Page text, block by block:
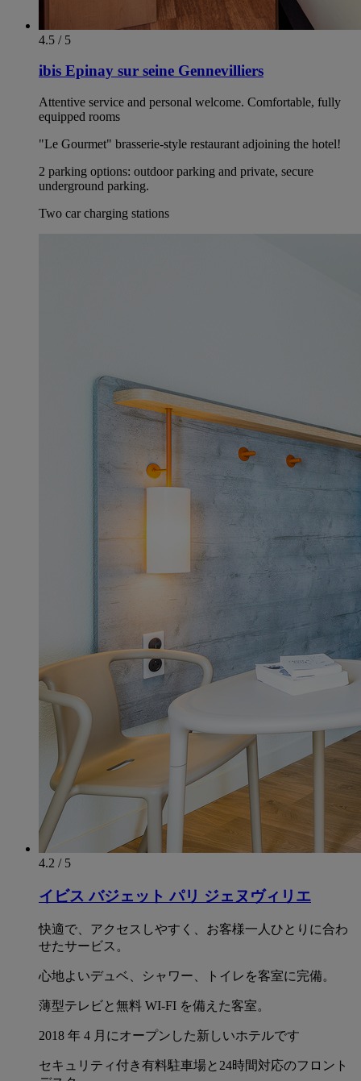
4.5 / 5
ibis Epinay sur seine Gennevilliers
Attentive service and personal welcome. Comfortable, fully
equipped rooms
"Le Gourmet" brasserie-style restaurant adjoining the hotel!
2 parking options: outdoor parking and private, secure
underground parking.
Two car charging stations
4.2 / 5
イビス バジェット パリ ジェヌヴィリエ
快適で、アクセスしやすく、お客様一人ひとりに合わ
せたサービス。
心地よいデュベ、シャワー、トイレを客室に完備。
薄型テレビと無料 WI-FI を備えた客室。
2018 年 4 月にオープンした新しいホテルです
セキュリティ付き有料駐車場と24時間対応のフロント